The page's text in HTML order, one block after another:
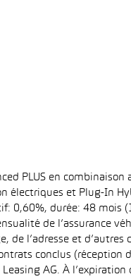
PLUS en combinaison
électriques et Plug-In
0,60%, durée: 48 mois
de l’assurance
l’adresse et
conclus (réception
AG. À